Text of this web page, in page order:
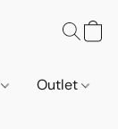
Outlet